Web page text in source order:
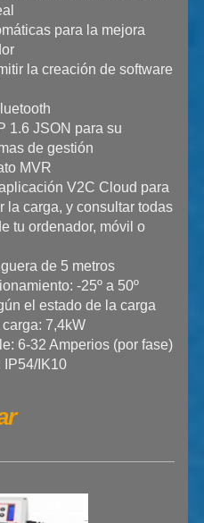
para la mejora
la creación de software
1.6 JSON para su
de gestión
MVR
V2C Cloud para
la carga, y consultar todas
tu ordenador, móvil o
de 5 metros
-25º a 50º
el estado de la carga
7,4kW
6-32 Amperios (por fase)
IP54/IK10